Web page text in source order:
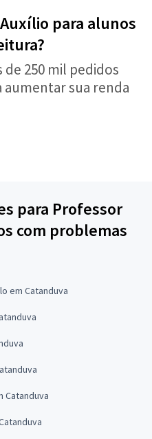
para alunos
de 250 mil pedidos
aumentar sua renda
para Professor
com problemas
em Catanduva
Catanduva